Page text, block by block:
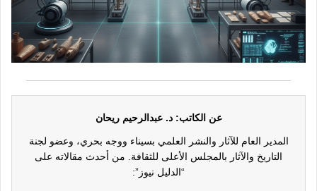
عن الكاتب: د. عبدالرحيم ريحان
المدير العام للآثار والنشر العلمي بسيناء ووجه بحري، وعضو لجنة
التاريخ والآثار بالمجلس الأعلى للثقافة. من أحدث مقالاته على
“الدليل نيوز”: